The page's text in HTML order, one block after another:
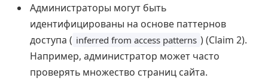
Администраторы могут быть
идентифицированы на основе паттернов
доступа ( inferred from access patterns ) (Claim 2).
Например, администратор может часто
проверять множество страниц сайта.